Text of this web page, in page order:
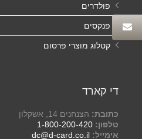
פולדרים
פנקסים
קטלוג מוצרי פרסום
די קארד
כתובת: הצנחנים 14, אשקלון
טלפון: 1-800-200-420
אימייל: dc@d-card.co.il